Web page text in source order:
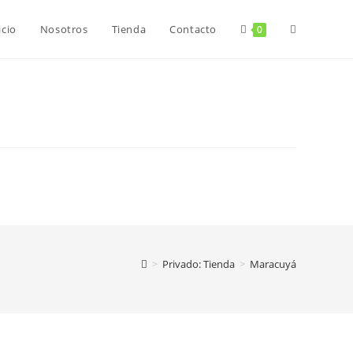
Nosotros Tienda Contacto 0 Alternar
web
> Privado: Tienda > Maracuyá